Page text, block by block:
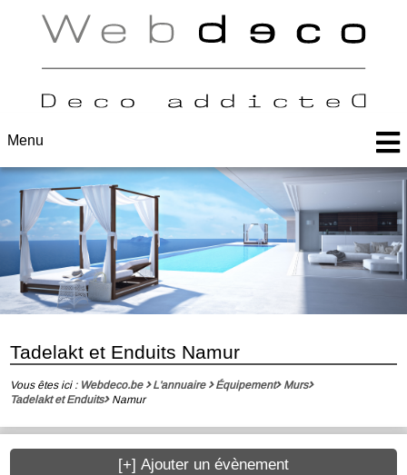
Menu
Tadelakt et Enduits Namur
Vous êtes ici : Webdeco.be L'annuaire Équipement
Murs
Tadelakt et Enduits
Namur
[+] Ajouter un évènement